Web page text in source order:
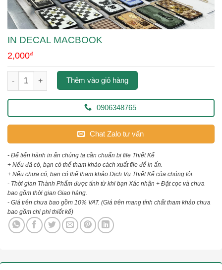
IN DECAL MACBOOK
2,000₫
in decal macbook số lượngThêm vào giỏ hàng
0906348765
Chat Zalo tư vấn
- Để tiến hành in ấn chúng ta cần chuẩn bị file Thiết Kế
+ Nếu đã có, bạn có thể tham khảo cách xuất file để in ấn.
+ Nếu chưa có, bạn có thể tham khảo Dịch Vụ Thiết Kế của chúng tôi.
- Thời gian Thành Phẩm được tính từ khi bạn Xác nhận + Đặt cọc và chưa
bao gồm thời gian Giao hàng.
- Giá trên chưa bao gồm 10% VAT. (Giá trên mang tính chất tham khảo chưa
bao gồm chi phí thiết kế)